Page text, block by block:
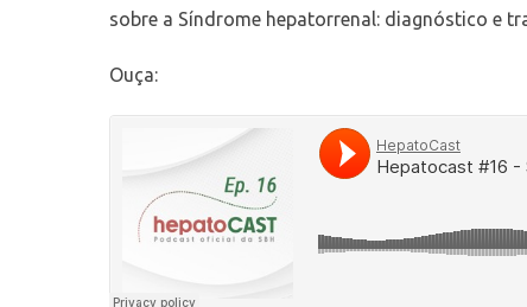
sobre a Síndrome hepatorrenal: diagnóstico e
Ouça: